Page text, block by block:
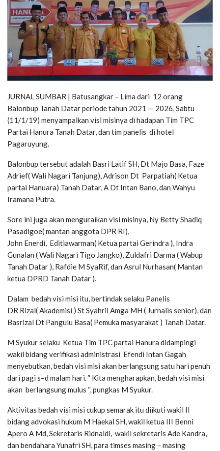
JURNAL SUMBAR | Batusangkar – Lima dari 12 orang
Balonbup Tanah Datar periode tahun 2021 — 2026, Sabtu
(11/1/19) menyampaikan visi misinya di hadapan Tim TPC
Partai Hanura Tanah Datar, dan tim panelis di hotel
Pagaruyung.
Balonbup tersebut adalah Basri Latif SH, Dt Majo Basa, Faze
Adrief( Wali Nagari Tanjung), Adrison Dt Parpatiah( Ketua
partai Hanuara) Tanah Datar, A Dt Intan Bano, dan Wahyu
Iramana Putra.
Sore ini juga akan menguraikan visi misinya, Ny Betty Shadiq
Pasadigoe( mantan anggota DPR RI),
John Enerdi, Editiawarman( Ketua partai Gerindra ), Indra
Gunalan ( Wali Nagari Tigo Jangko), Zuldafri Darma ( Wabup
Tanah Datar ), Rafdie M SyaRif, dan Asrul Nurhasan( Mantan
ketua DPRD Tanah Datar ).
Dalam bedah visi misi itu, bertindak selaku Panelis
DR Rizal( Akademisi ) St Syahril Amga MH ( Jurnalis senior), dan
Basrizal Dt Pangulu Basa( Pemuka masyarakat ) Tanah Datar.
M Syukur selaku Ketua Tim TPC partai Hanura didampingi
wakil bidang verifikasi administrasi Efendi Intan Gagah
menyebutkan, bedah visi misi akan berlangsung satu hari penuh
dari pagi s–d malam hari. ” Kita mengharapkan, bedah visi misi
akan berlangsung mulus “, pungkas M Syukur.
Aktivitas bedah visi misi cukup semarak itu diikuti wakil II
bidang advokasi hukum M Haekal SH, wakil ketua III Benni
Apero A Md, Sekretaris Ridnaldi, wakil sekretaris Ade Kandra,
dan bendahara Yunafri SH, para timses masing – masing